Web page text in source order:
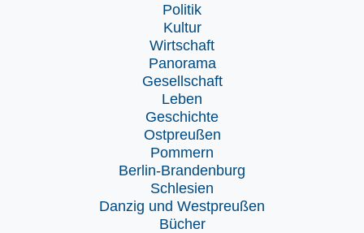
Politik
Kultur
Wirtschaft
Panorama
Gesellschaft
Leben
Geschichte
Ostpreußen
Pommern
Berlin-Brandenburg
Schlesien
Danzig und Westpreußen
Bücher